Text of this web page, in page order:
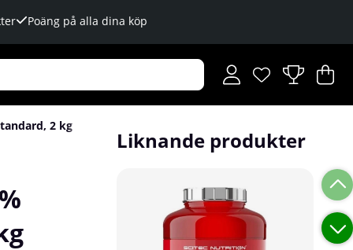
Poäng på alla dina köp
Önskelista
Antal i
.
.
2 kg
Liknande produkter